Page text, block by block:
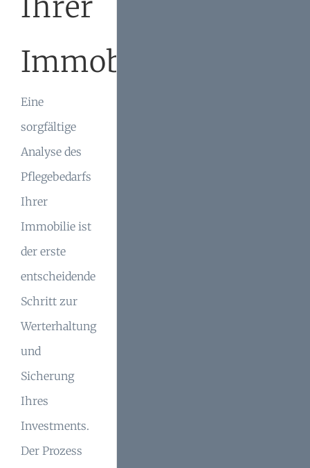
Immobilie
Eine
sorgfältige
Analyse des
Pflegebedarfs
Ihrer
Immobilie ist
der erste
entscheidende
Schritt zur
Werterhaltung
und
Sicherung
Ihres
Investments.
Der Prozess